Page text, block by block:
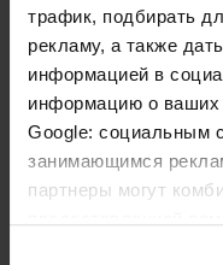
трафик, подбирать
рекламу, а также
информацией в
информацию о ваших
Google: социальным
занимающимся
партнеры могут
Узнайте больше